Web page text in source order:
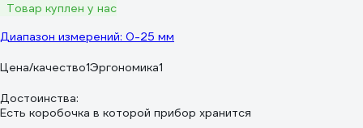
Товар куплен у нас
Диапазон измерений: 0-25 мм
Цена/качество1Эргономика1
Достоинства:
Есть коробочка в которой прибор хранится